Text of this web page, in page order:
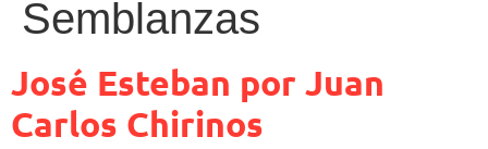
Semblanzas
José Esteban por Juan
Carlos Chirinos